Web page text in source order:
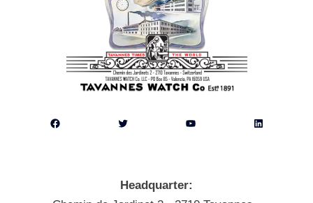
Facebook Twitter YouTube LinkedIn
Headquarter: